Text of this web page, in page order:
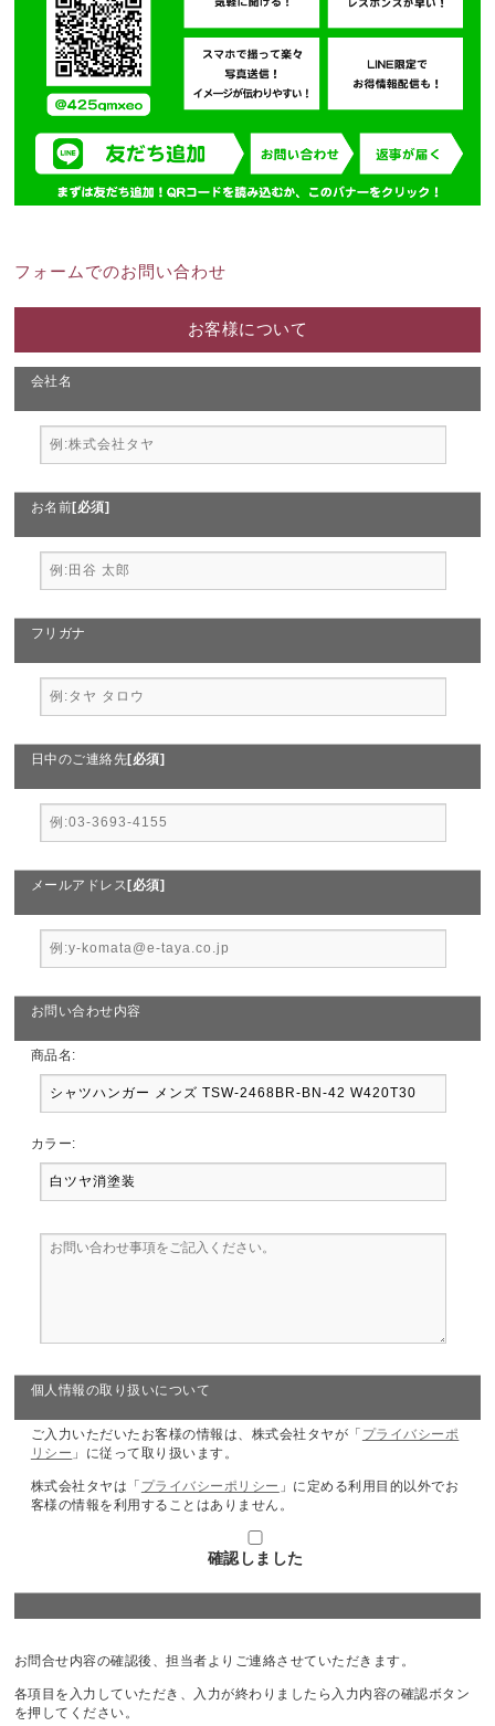
フォームでのお問い合わせ
お客様について
会社名
お名前[必須]
フリガナ
日中のご連絡先[必須]
メールアドレス [必須]
お問い合わせ内容
商品名:
カラー:
個人情報の取り扱いについて
ご入力いただいたお客様の情報は、株式会社タヤが「 プライバシーポ
リシー 」に従って取り扱います。
株式会社タヤは「 プライバシーポリシー 」に定める利用目的以外でお
客様の情報を利用することはありません。
確認しました
お問合せ内容の確認後、担当者よりご連絡させていただきます。
各項目を入力していただき、入力が終わりましたら入力内容の確認ボタン
を押してください。